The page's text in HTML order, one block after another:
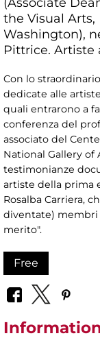
the Visual
Washington),
Pittrice. Artiste
Con lo
dedicate alle
quali entrarono a
conferenza del
associato del
National Gallery of
testimonianze
artiste della prima
Rosalba Carriera,
diventate) membri
merito".
Free